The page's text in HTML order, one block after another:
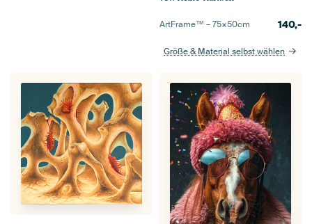
ArtFrame™ –75×50cm 140,-
Größe & Material selbst wählen